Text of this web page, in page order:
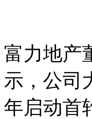
富力地产
示，公司
年启动首